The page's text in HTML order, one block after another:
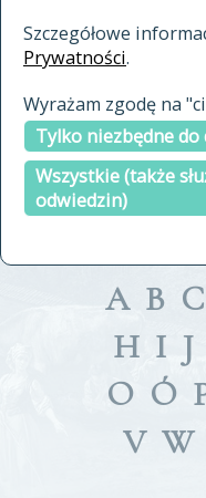
Szczegółowe
Prywatności.
Wyrażam zgodę na
Tylko niezbędne do
Wszystkie (także
odwiedzin)
indeksie
a
A B C
H I J
O Ó
V W